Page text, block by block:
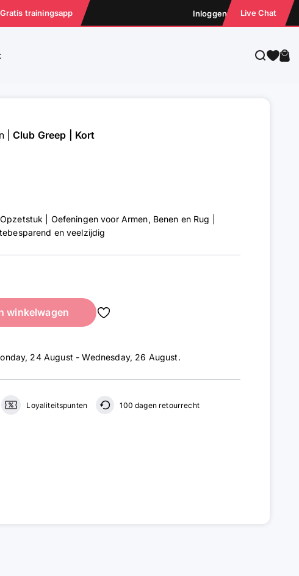
trainingsapp Inloggen Live Chat
Zoeken
Club Greep | Kort
| Oefeningen voor Armen, Benen en Rug |
en veelzijdig
winkelwagen
24 August - Wednesday, 26 August.
Loyaliteitspunten 100 dagen retourrecht